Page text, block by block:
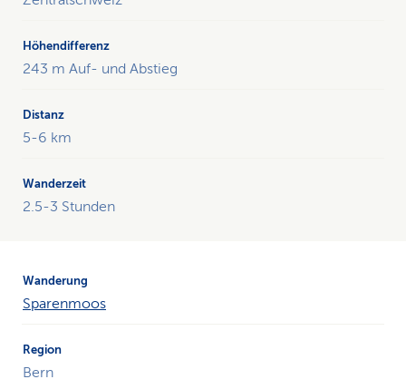
243 m Auf- und Abstieg
5-6 km
2.5-3 Stunden
Sparenmoos
Bern